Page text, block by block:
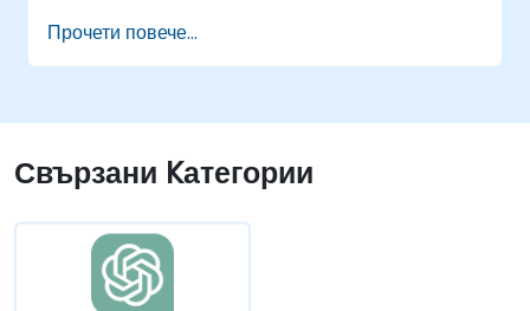
Използват ChatGPT за персонализирани
учебни преживявания.
ChatGPT.
Създават персонализирани модели на
ChatGPT за специфични случаи на
Прочети повече...
Свързани Kатегории